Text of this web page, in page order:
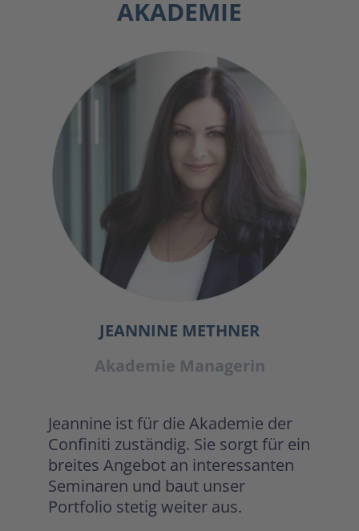
AKADEMIE
JEANNINE METHNER
Akademie Managerin
Jeannine ist für die Akademie der
Confiniti zuständig. Sie sorgt für ein
breites Angebot an interessanten
Seminaren und baut unser
Portfolio stetig weiter aus.